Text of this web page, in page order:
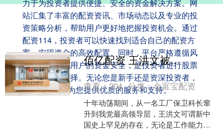
力于为投资者提供便捷、安全的资金解决方案。网
站汇集了丰富的配资资讯、市场动态以及专业的投
资策略分析，帮助用户更好地把握投资机会。通过
配资114，投资者可以快速找到适合自己的配资方
案，实现资金的高效配置。同时，平台严格遵循风
控管理，保障用户的资金安全，是投资者进行股票
配资的不二选择。无论您是新手还是资深投资者，
配资114都能为您提供优质的服务和支持。
佰亿配资 王洪文被捕后，警卫员揭露他的罪行：照顾毛主席期间，枪不离手
查看：204 分类：金富宝配资
十年动荡期间，从一名工厂保卫科长窜
升到我党最高领导层，王洪文可谓新中
国史上罕见的存在，无论是工作能力、